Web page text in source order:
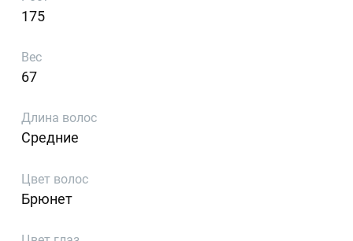
175
Вес
67
Длина волос
Средние
Цвет волос
Брюнет